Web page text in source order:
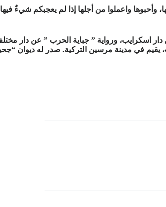
وأحبوها واعملوا من أجلها إذا لم يعجبكم شيءٌ
اسكرايب، ورواية ” جباية الحرب ” عن دار
في مدينة مرسين التركية. صدر له ديوان